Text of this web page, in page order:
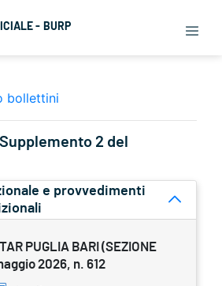
- BURP
bollettini
2 del
e provvedimenti
PUGLIA BARI (SEZIONE
2026, n. 612